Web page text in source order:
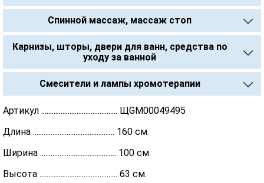
Спинной массаж, массаж стоп
Карнизы, шторы, двери для ванн, средства по
уходу за ванной
Смесители и лампы хромотерапии
Артикул ........................................... ЩGM00049495
Длина .............................................. 160 см.
Ширина ........................................... 100 см.
Высота ............................................ 63 см.